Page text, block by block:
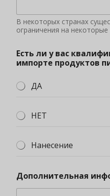
В некоторых странах
ограничения на
Есть ли у вас
импорте продуктов
ДА
НЕТ
Нанесение
Дополнительная